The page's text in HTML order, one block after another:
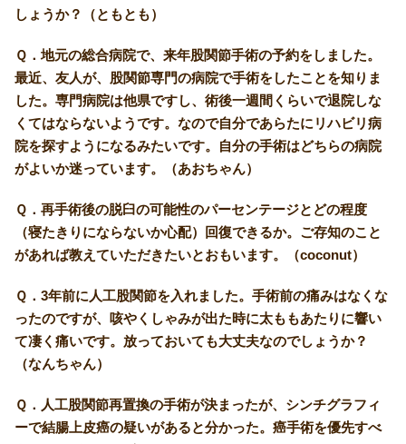
しょうか？（ともとも）
Ｑ．地元の総合病院で、来年股関節手術の予約をしました。
最近、友人が、股関節専門の病院で手術をしたことを知りま
した。専門病院は他県ですし、術後一週間くらいで退院しな
くてはならないようです。なので自分であらたにリハビリ病
院を探すようになるみたいです。自分の手術はどちらの病院
がよいか迷っています。（あおちゃん）
Ｑ．再手術後の脱臼の可能性のパーセンテージとどの程度
（寝たきりにならないか心配）回復できるか。ご存知のこと
があれば教えていただきたいとおもいます。（coconut）
Ｑ．3年前に人工股関節を入れました。手術前の痛みはなくな
ったのですが、咳やくしゃみが出た時に太ももあたりに響い
て凄く痛いです。放っておいても大丈夫なのでしょうか？
（なんちゃん）
Ｑ．人工股関節再置換の手術が決まったが、シンチグラフィ
ーで結腸上皮癌の疑いがあると分かった。癌手術を優先すべ